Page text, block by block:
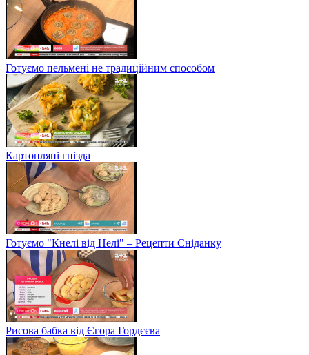
Готуємо пельмені не традиційним способом
Картопляні гнізда
Готуємо "Кнелі від Нелі" – Рецепти Сніданку
Рисова бабка від Єгора Гордєєва